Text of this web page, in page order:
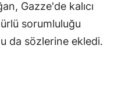
Gazze'de kalıcı
sorumluluğu
da sözlerine ekledi.